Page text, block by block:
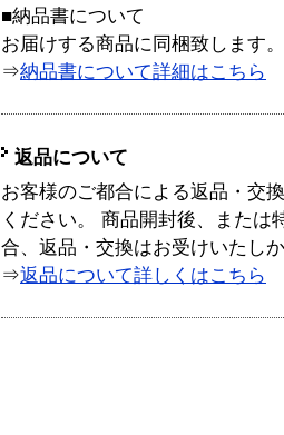
■納品書について
お届けする商品に同梱致します。
⇒納品書について詳細はこちら
返品について
お客様のご都合による返品・交
ください。 商品開封後、または
合、返品・交換はお受けいたし
⇒返品について詳しくはこちら